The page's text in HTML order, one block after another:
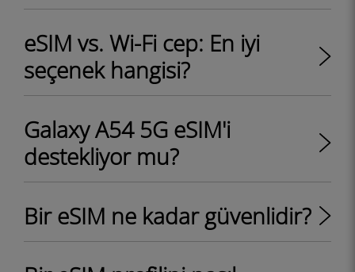
eSIM vs. Wi-Fi cep: En iyi
seçenek hangisi?
Galaxy A54 5G eSIM'i
destekliyor mu?
Bir eSIM ne kadar güvenlidir?